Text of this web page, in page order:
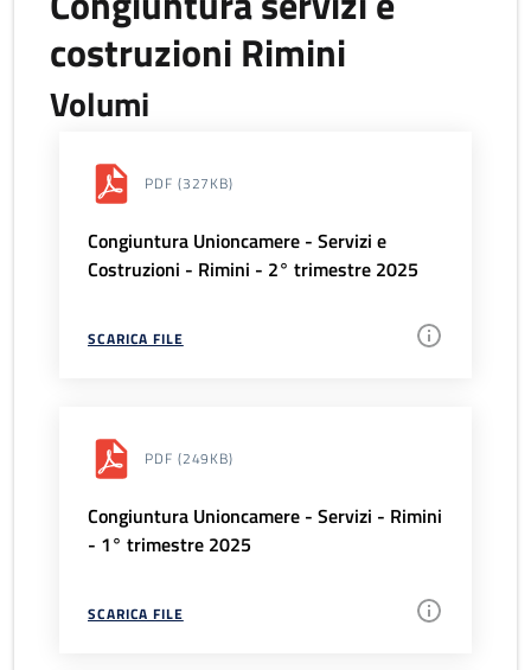
costruzioni Rimini
Volumi
PDF (327KB)
Congiuntura Unioncamere - Servizi e
Costruzioni - Rimini - 2° trimestre 2025
SCARICA FILE
PDF (249KB)
Congiuntura Unioncamere - Servizi - Rimini
- 1° trimestre 2025
SCARICA FILE